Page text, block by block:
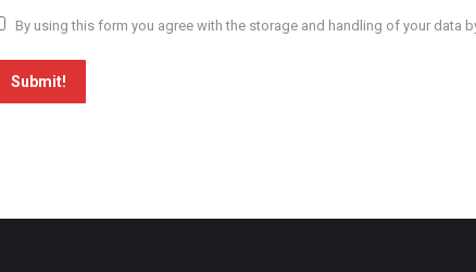
By using this form you agree with the storage and handling of your data
Submit!